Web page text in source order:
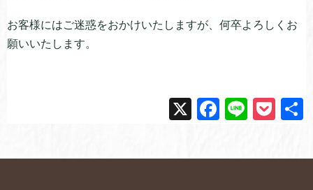
お客様にはご迷惑をおかけいたしますが、何卒よろしくお
願いいたします。
X F
c
Li
e
P
ck